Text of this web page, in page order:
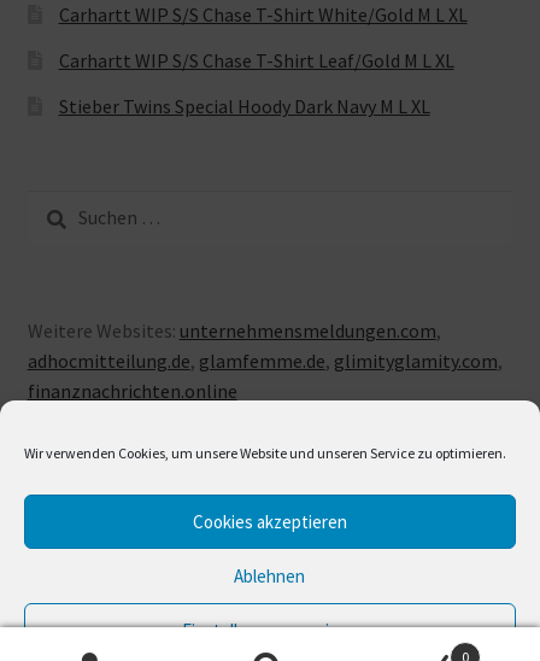
Wir verwenden Cookies, um unsere Website und unseren Service zu optimieren.
Cookies akzeptieren
Ablehnen
Einstellungen anzeigen
Carhartt WIP S/S Chase T-Shirt White/Gold M L XL
Carhartt WIP S/S Chase T-Shirt Leaf/Gold M L XL
Stieber Twins Special Hoody Dark Navy M L XL
Suche
nach:
Weitere Websites: unternehmensmeldungen.com,
adhocmitteilung.de, glamfemme.de, glimityglamity.com,
finanznachrichten.online
© LUXUSLOVE 2026
Erstellt mit Storefront & WooCommerce
0